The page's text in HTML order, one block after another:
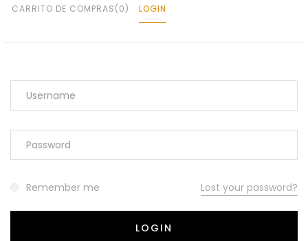
CARRITO DE COMPRAS(0) LOGIN
Remember me Lost your password?